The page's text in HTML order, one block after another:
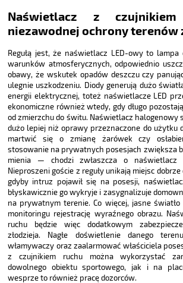
Naświetlacz z
niezawodnej ochrony terenów
Regułą jest, że naświetlacz LED-owy to lampa
warunków atmosferycznych, odpowiednio
obawy, że wskutek opadów deszczu czy
ulegnie uszkodzeniu. Diody generują dużo
energii elektrycznej, toteż naświetlacze LED
ekonomiczne również wtedy, gdy długo
od zmierzchu do świtu. Naświetlacz halogenowy
dużo lepiej niż oprawy przeznaczone do użytku
martwić się o zmianę żarówek czy
stosowanie na prywatnych posesjach zwiększa
mienia — chodzi zwłaszcza o naświetlacz
Nieproszeni goście z reguły unikają miejsc
gdyby intruz pojawił się na posesji,
błyskawicznie go wykryje i zasygnalizuje
na prywatnym terenie. Co więcej, jasne
monitoringu rejestrację wyraźnego obrazu.
ruchu będzie więc dodatkowym
złodzieja. Nagłe doświetlenie danego
włamywaczy oraz zaalarmować właściciela
z czujnikiem ruchu można wykorzystać
dowolnego obiektu sportowego, jak i na
wesprze to również pracę dozorców.